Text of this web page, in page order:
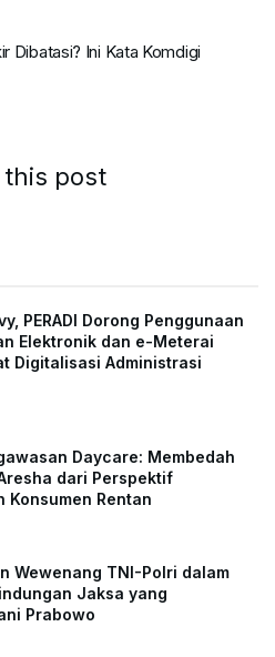
Dibatasi? Ini Kata Komdigi
this post
PERADI Dorong Penggunaan
Elektronik dan e-Meterai
Digitalisasi Administrasi
Daycare: Membedah
dari Perspektif
Konsumen Rentan
Wewenang TNI-Polri dalam
Jaksa yang
Prabowo